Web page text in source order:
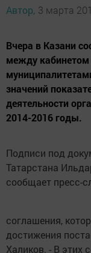
Автор, 3 марта
Вчера в Казани
между кабинетом
значений
деятельности
2014-2016 годы.
Подписи под
Татарстана
сообщает пресс-
соглашения,
достижения
Халиков. - В этих